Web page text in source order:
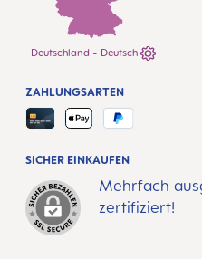
Deutschland - Deutsch
SICHER EINKAUFEN
Mehrfach
zertifiziert!
ZAHLUNGSARTEN